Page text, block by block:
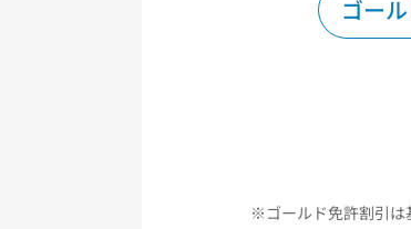
ゴー
ゴールド免許割引